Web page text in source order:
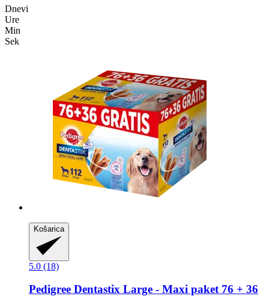
Dnevi
Ure
Min
Sek
Košarica
5.0 (18)
Pedigree Dentastix Large -​ Maxi paket 76 + 36